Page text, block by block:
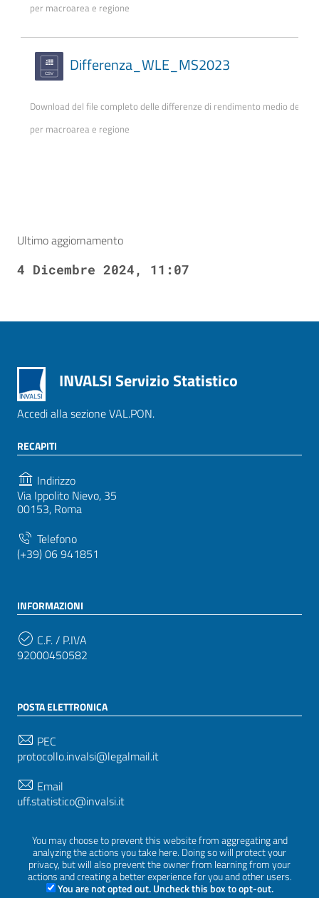
You may choose to prevent this website from aggregating and
analyzing the actions you take here. Doing so will protect your
privacy, but will also prevent the owner from learning from your
actions and creating a better experience for you and other users.
You are not opted out. Uncheck this box to opt-out.
per macroarea e regione
Differenza_WLE_MS2023
Download del file completo delle differenze di rendimento medio degli
per macroarea e regione
Ultimo aggiornamento
4 Dicembre 2024, 11:07
INVALSI Servizio Statistico
Accedi alla sezione VAL.PON.
RECAPITI
Indirizzo
Via Ippolito Nievo, 35
00153, Roma
Telefono
(+39) 06 941851
INFORMAZIONI
C.F. / P.IVA
92000450582
POSTA ELETTRONICA
PEC
protocollo.invalsi@legalmail.it
Email
uff.statistico@invalsi.it
restituzione.dati@invalsi.it